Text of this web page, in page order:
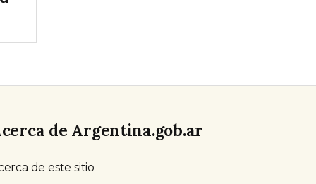
de Argentina.gob.ar
de este sitio